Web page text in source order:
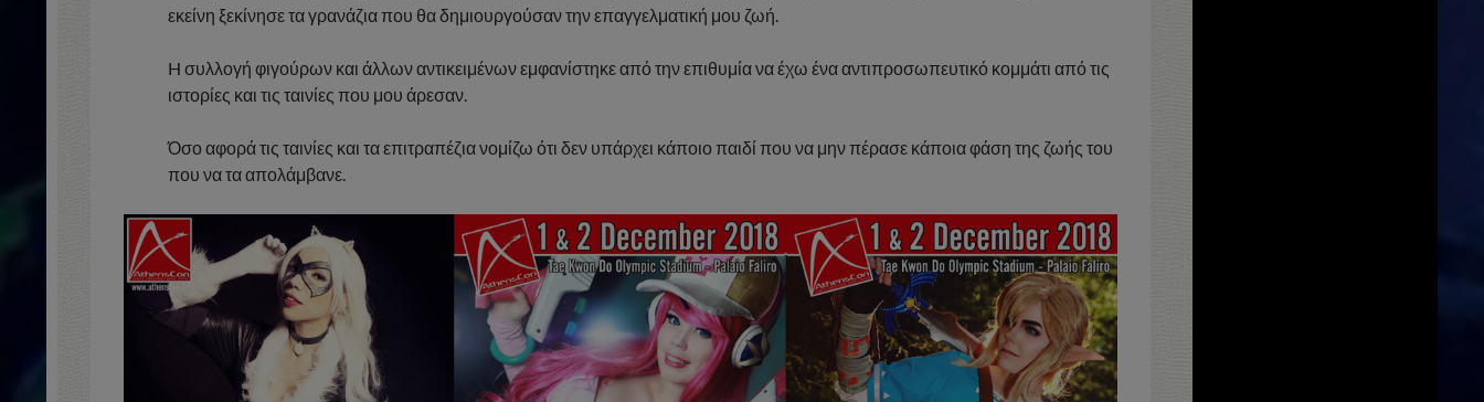
εκείνη ξεκίνησε τα γρανάζια που θα δημιουργούσαν την επαγγελματική μου ζωή.
H συλλογή φιγούρων και άλλων αντικειμένων εμφανίστηκε από την επιθυμία να έχω ένα αντιπροσωπευτικό κομμάτι από τις
ιστορίες και τις ταινίες που μου άρεσαν.
Όσο αφορά τις ταινίες και τα επιτραπέζια νομίζω ότι δεν υπάρχει κάποιο παιδί που να μην πέρασε κάποια φάση της ζωής του
που να τα απολάμβανε.